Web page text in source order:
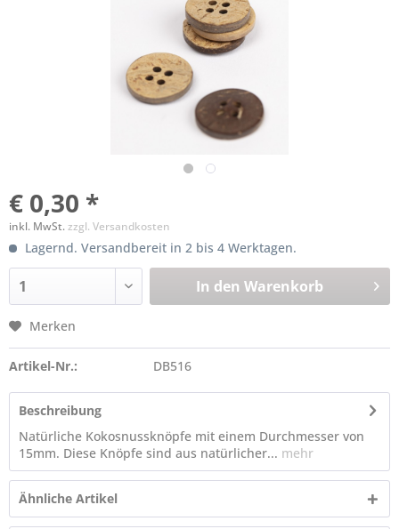
€ 0,30 *
inkl. MwSt.zzgl. Versandkosten
Lagernd. Versandbereit in 2 bis 4 Werktagen.
In den Warenkorb
Merken
Artikel-Nr.: DB516
Beschreibung
Natürliche Kokosnussknöpfe mit einem Durchmesser von
15mm. Diese Knöpfe sind aus natürlicher... mehr
Ähnliche Artikel